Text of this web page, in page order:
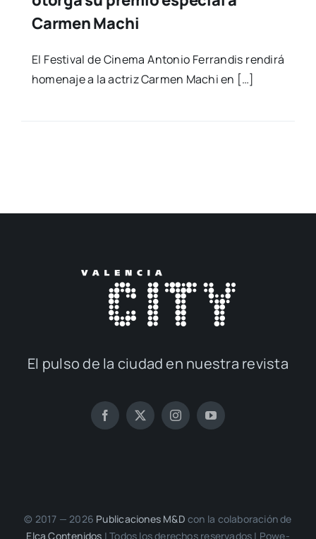
Carmen Machi
El Fes­ti­val de Cine­ma Anto­nio Ferran­dis ren­di­rá
home­na­je a la actriz Car­men Machi en […]
El pul­so de la ciu­dad en nues­tra revis­ta
© 2017 — 2026 Publi­ca­cio­nes M&D con la cola­bo­ra­ción de
Elca Con­te­ni­dos | Todos los dere­chos reser­va­dos | Powe­